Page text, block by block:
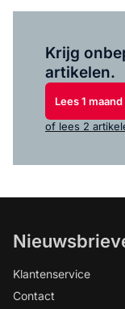
Krijg
artikelen.
Lees 1
of lees 2
Klantenservice
Contact